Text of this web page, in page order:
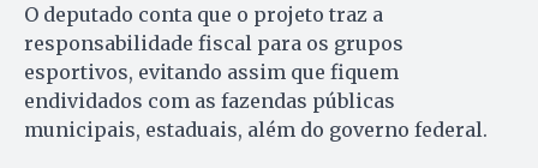
O deputado conta que o projeto traz a
responsabilidade fiscal para os grupos
esportivos, evitando assim que fiquem
endividados com as fazendas públicas
municipais, estaduais, além do governo federal.